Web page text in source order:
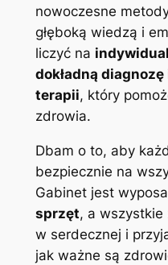
nowoczesne
głęboką wiedzą i
liczyć na
dokładną
terapii, który
zdrowia.
Dbam o to, aby
bezpiecznie na
Gabinet jest
sprzęt, a wszystkie
w serdecznej i
jak ważne są